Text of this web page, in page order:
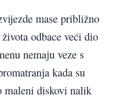
mase približno
odbace veći dio
nemaju veze s
kada su
maleni diskovi nalik